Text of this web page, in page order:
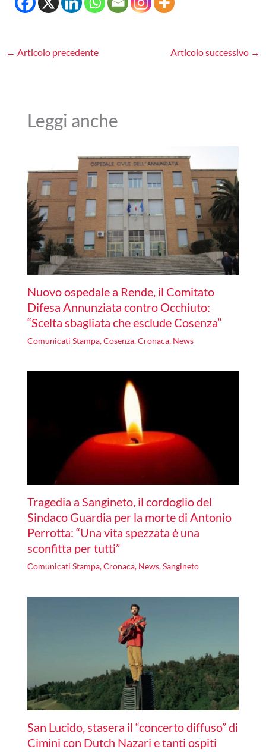
← Articolo precedente Articolo successivo →
Leggi anche
Nuovo ospedale a Rende, il Comitato
Difesa Annunziata contro Occhiuto:
“Scelta sbagliata che esclude Cosenza”
Comunicati Stampa,Cosenza,Cronaca, News
Tragedia a Sangineto, il cordoglio del
Sindaco Guardia per la morte di Antonio
Perrotta: “Una vita spezzata è una
sconfitta per tutti”
Comunicati Stampa,Cronaca, News,Sangineto
San Lucido, stasera il “concerto diffuso” di
Cimini con Dutch Nazari e tanti ospiti